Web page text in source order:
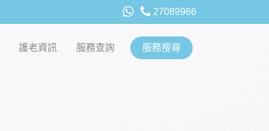
27089966
護老資訊 服務查詢 服務搜尋